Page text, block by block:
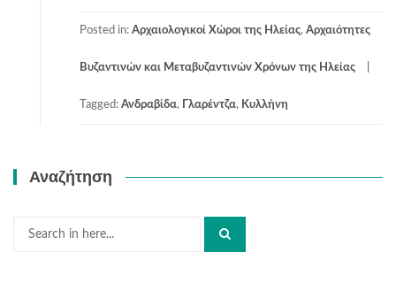
Posted in: Αρχαιολογικοί Χώροι της Ηλείας, Αρχαιότητες
Βυζαντινών και Μεταβυζαντινών Χρόνων της Ηλείας
Tagged: Ανδραβίδα, Γλαρέντζα, Κυλλήνη
Αναζήτηση